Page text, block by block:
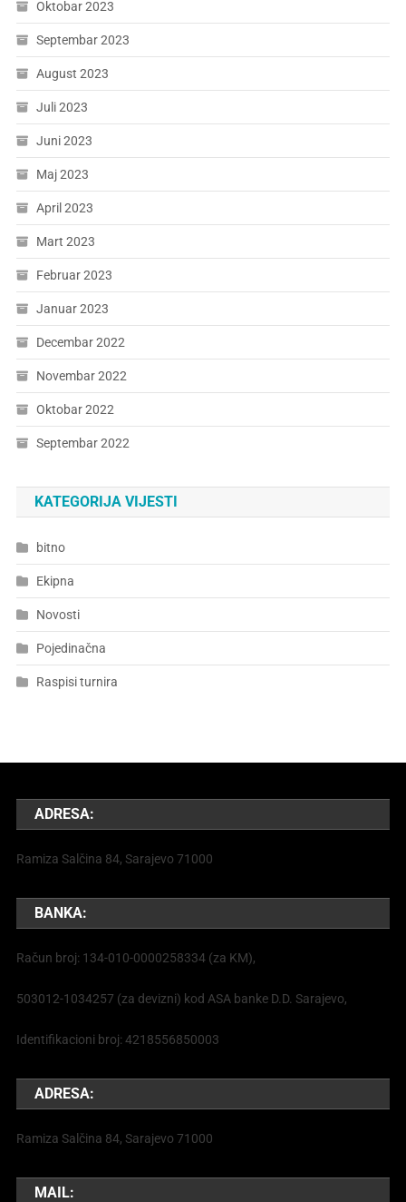
Oktobar 2023
Septembar 2023
August 2023
Juli 2023
Juni 2023
Maj 2023
April 2023
Mart 2023
Februar 2023
Januar 2023
Decembar 2022
Novembar 2022
Oktobar 2022
Septembar 2022
KATEGORIJA VIJESTI
bitno
Ekipna
Novosti
Pojedinačna
Raspisi turnira
ADRESA:
Ramiza Salčina 84, Sarajevo 71000
BANKA:
Račun broj: 134-010-0000258334 (za KM),
503012-1034257 (za devizni) kod ASA banke D.D. Sarajevo,
Identifikacioni broj: 4218556850003
ADRESA:
Ramiza Salčina 84, Sarajevo 71000
MAIL: